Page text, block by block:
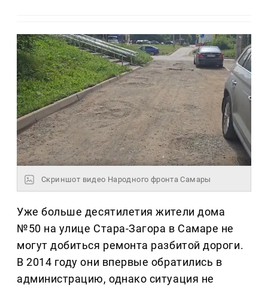
Скриншот видео Народного фронта Самары
Уже больше десятилетия жители дома
№50 на улице Стара-Загора в Самаре не
могут добиться ремонта разбитой дороги.
В 2014 году они впервые обратились в
администрацию, однако ситуация не